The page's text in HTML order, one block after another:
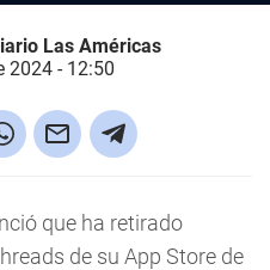
Las Américas
2024 - 12:50
que ha retirado
de su App Store de